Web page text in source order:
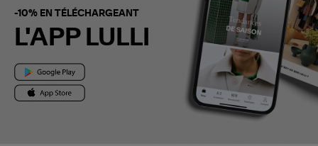
-10% EN TÉLÉCHARGEANT
L'APP LULLI